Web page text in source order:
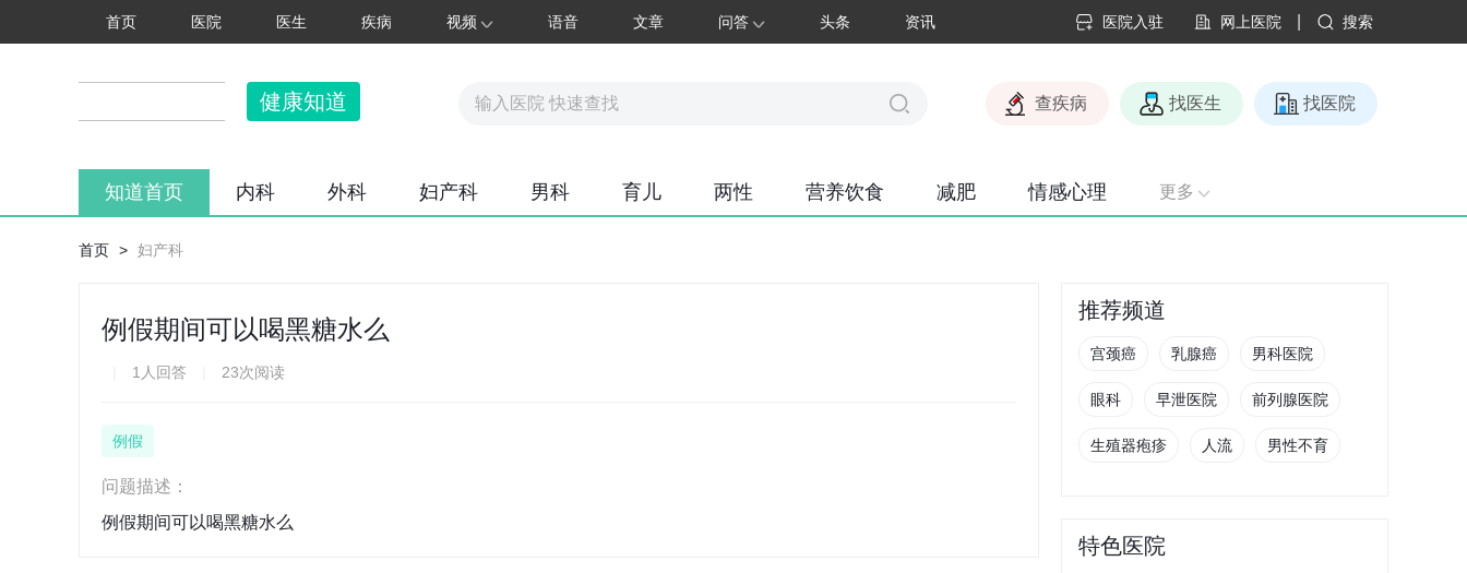
首页 医院 医生 疾病 视频 语音 文章 问答 头条 资讯 医院入驻 网上医院 搜索
健康知道 查疾病 找医生 找医院
知道首页 内科 外科 妇产科 男科 育儿 两性 营养饮食 减肥 情感心理 更多
首页 > 妇产科
例假期间可以喝黑糖水么
1人回答 23次阅读
例假
问题描述：
例假期间可以喝黑糖水么
推荐频道
宫颈癌 乳腺癌 男科医院
眼科 早泄医院 前列腺医院
生殖器疱疹 人流 男性不育
特色医院